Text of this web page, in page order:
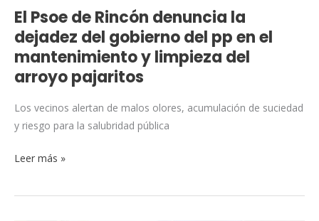
El Psoe de Rincón denuncia la
dejadez del gobierno del pp en el
mantenimiento y limpieza del
arroyo pajaritos
Los vecinos alertan de malos olores, acumulación de suciedad
y riesgo para la salubridad pública
pp
en
el
mantenimiento
y
del
arroyo
pajaritos
Leer más »